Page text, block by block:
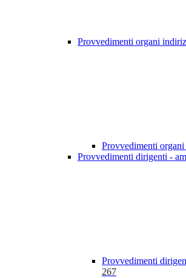
Provvedimenti organi
Provvedimenti
Provvedimenti dirigenti -
Provvedimenti
267